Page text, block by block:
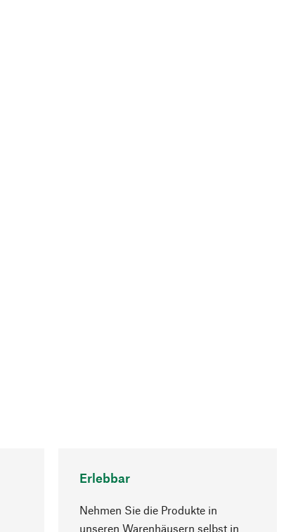
Erlebbar
Nehmen Sie die Produkte in
unseren Warenhäusern selbst in